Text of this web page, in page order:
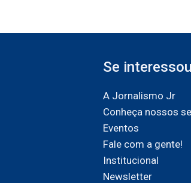
Se
A Jornalismo Jr
Conheça nossos
Eventos
Fale com a gente!
Institucional
Newsletter